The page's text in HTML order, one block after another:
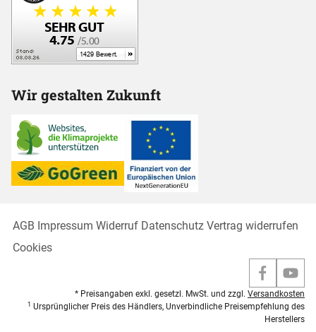
Wir gestalten Zukunft
AGB Impressum Widerruf Datenschutz Vertrag widerrufen
Cookies
* Preisangaben exkl. gesetzl. MwSt. und zzgl. Versandkosten
1 Ursprünglicher Preis des Händlers, Unverbindliche Preisempfehlung des
Herstellers